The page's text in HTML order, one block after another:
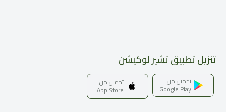
تنزيل تطبيق تشير لوكيشن
تحميل من
Google Play
تحميل من
App Store